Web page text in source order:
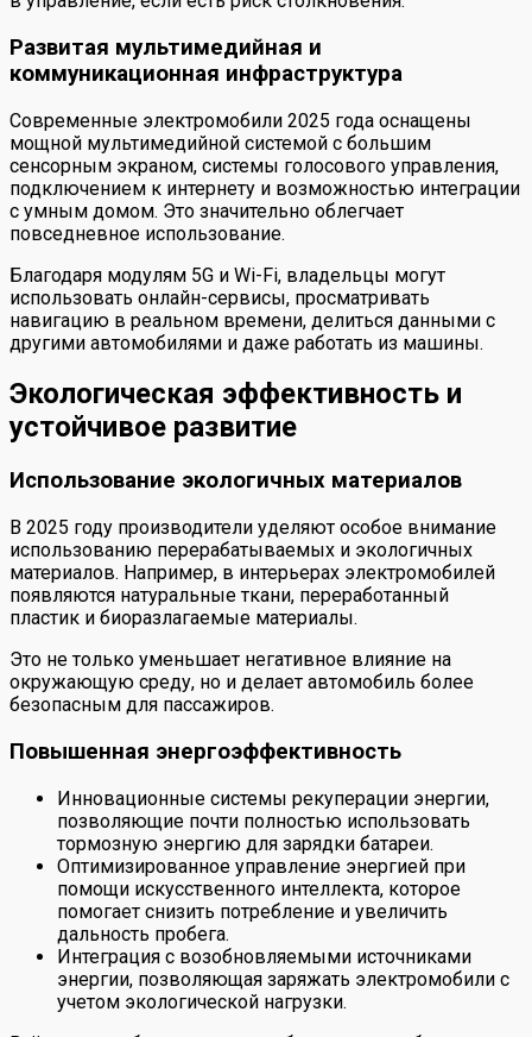
Развитая мультимедийная и
коммуникационная инфраструктура
Современные электромобили 2025 года оснащены
мощной мультимедийной системой с большим
сенсорным экраном, системы голосового управления,
подключением к интернету и возможностью интеграции
с умным домом. Это значительно облегчает
повседневное использование.
Благодаря модулям 5G и Wi-Fi, владельцы могут
использовать онлайн-сервисы, просматривать
навигацию в реальном времени, делиться данными с
другими автомобилями и даже работать из машины.
Экологическая эффективность и
устойчивое развитие
Использование экологичных материалов
В 2025 году производители уделяют особое внимание
использованию перерабатываемых и экологичных
материалов. Например, в интерьерах электромобилей
появляются натуральные ткани, переработанный
пластик и биоразлагаемые материалы.
Это не только уменьшает негативное влияние на
окружающую среду, но и делает автомобиль более
безопасным для пассажиров.
Повышенная энергоэффективность
Инновационные системы рекуперации энергии,
позволяющие почти полностью использовать
тормозную энергию для зарядки батареи.
Оптимизированное управление энергией при
помощи искусственного интеллекта, которое
помогает снизить потребление и увеличить
дальность пробега.
Интеграция с возобновляемыми источниками
энергии, позволяющая заряжать электромобили с
учетом экологической нагрузки.